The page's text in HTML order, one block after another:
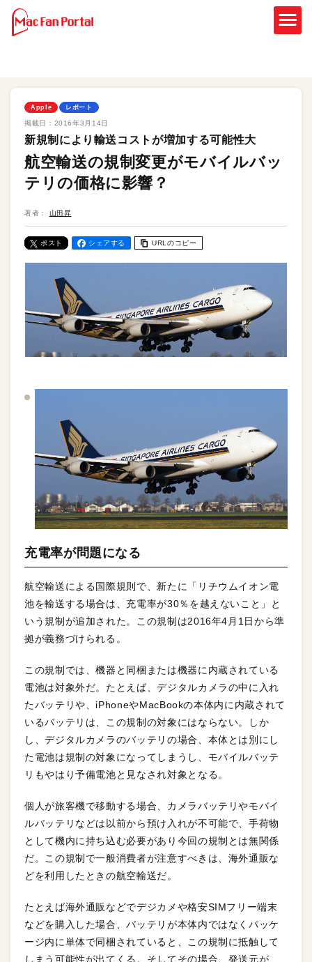
Apple レポート
掲載日： 2016年3月14日
新規制により輸送コストが増加する可能性大
航空輸送の規制変更がモバイルバッ
テリの価格に影響？
著者： 山田昇
ポスト シェアする URLのコピー
充電率が問題になる
航空輸送による国際規則で、新たに「リチウムイオン電
池を輸送する場合は、充電率が30％を越えないこと」と
いう規制が追加された。この規制は2016年4月1日から準
拠が義務づけられる。
この規制では、機器と同梱または機器に内蔵されている
電池は対象外だ。たとえば、デジタルカメラの中に入れ
たバッテリや、iPhoneやMacBookの本体内に内蔵されて
いるバッテリは、この規制の対象にはならない。しか
し、デジタルカメラのバッテリの場合、本体とは別にし
た電池は規制の対象になってしまうし、モバイルバッテ
リもやはり予備電池と見なされ対象となる。
個人が旅客機で移動する場合、カメラバッテリやモバイ
ルバッテリなどは以前から預け入れが不可能で、手荷物
として機内に持ち込む必要があり今回の規制とは無関係
だ。この規制で一般消費者が注意すべきは、海外通販な
どを利用したときの航空輸送だ。
たとえば海外通販などでデジカメや格安SIMフリー端末
などを購入した場合、バッテリが本体内ではなくパッケ
ージ内に単体で同梱されていると、この規制に抵触して
しまう可能性が出てくる。そしてその場合、発送元が